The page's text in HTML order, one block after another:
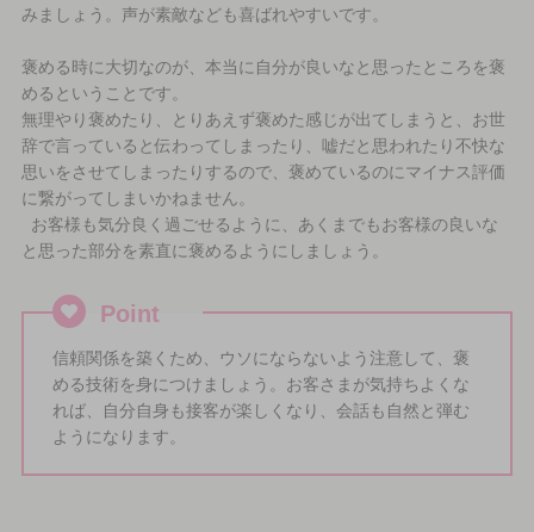
みましょう。声が素敵なども喜ばれやすいです。
褒める時に大切なのが、本当に自分が良いなと思ったところを褒
めるということです。
無理やり褒めたり、とりあえず褒めた感じが出てしまうと、お世
辞で言っていると伝わってしまったり、嘘だと思われたり不快な
思いをさせてしまったりするので、褒めているのにマイナス評価
に繋がってしまいかねません。
お客様も気分良く過ごせるように、あくまでもお客様の良いな
と思った部分を素直に褒めるようにしましょう。
Point
信頼関係を築くため、ウソにならないよう注意して、褒
める技術を身につけましょう。お客さまが気持ちよくな
れば、自分自身も接客が楽しくなり、会話も自然と弾む
ようになります。